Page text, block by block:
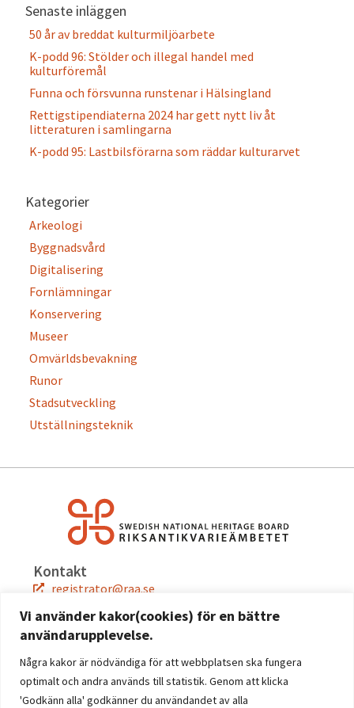
Vi använder kakor(cookies) för en bättre
användarupplevelse.
Några kakor är nödvändiga för att webbplatsen ska fungera
optimalt och andra används till statistik. Genom att klicka
'Godkänn alla' godkänner du användandet av alla
Senaste inläggen
50 år av breddat kulturmiljöarbete
K-podd 96: Stölder och illegal handel med
kulturföremål
Funna och försvunna runstenar i Hälsingland
Rettigstipendiaterna 2024 har gett nytt liv åt
litteraturen i samlingarna
K-podd 95: Lastbilsförarna som räddar kulturarvet
Kategorier
Arkeologi
Byggnadsvård
Digitalisering
Fornlämningar
Konservering
Museer
Omvärldsbevakning
Runor
Stadsutveckling
Utställningsteknik
Kontakt
registrator@raa.se
08-5191 80 00
Snabblänkar
Jobba hos oss
Press
Kontakta oss